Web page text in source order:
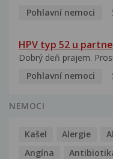
Pohlavní nemoci
HPV typ 52 u
Dobrý deň prajem.
Pohlavní nemoci
NEMOCI
Kašel Alergie
Angína